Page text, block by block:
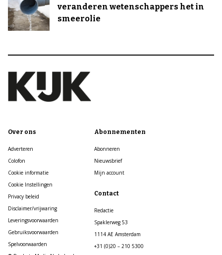
veranderen wetenschappers het in
smeerolie
Over ons
Adverteren
Colofon
Cookie informatie
Cookie Instellingen
Privacy beleid
Disclaimer/vrijwaring
Leveringsvoorwaarden
Gebruiksvoorwaarden
Spelvoorwaarden
Abonnementen
Abonneren
Nieuwsbrief
Mijn account
Contact
Redactie
Spaklerweg 53
1114 AE Amsterdam
+31 (0)20 – 210 5300